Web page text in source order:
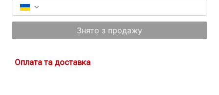
Знято з продажу
Оплата та доставка